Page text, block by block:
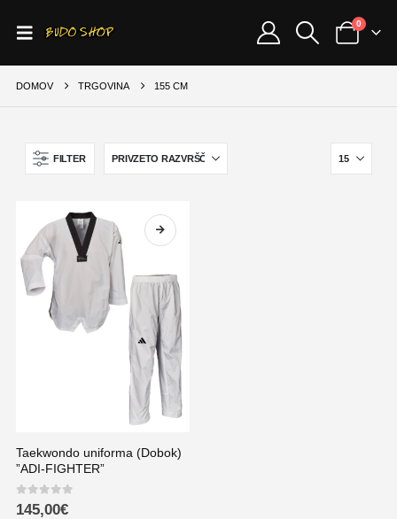
0
DOMOV TRGOVINA 155 CM
FILTER
Taekwondo uniforma (Dobok)
”ADI-FIGHTER”
0 out of 5
145,00€